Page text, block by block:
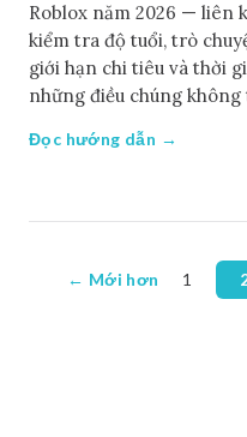
Roblox năm 2026 — liên
kiểm tra độ tuổi, trò
giới hạn chi tiêu và thời
những điều chúng không
Đọc hướng dẫn →
← Mới hơn 1